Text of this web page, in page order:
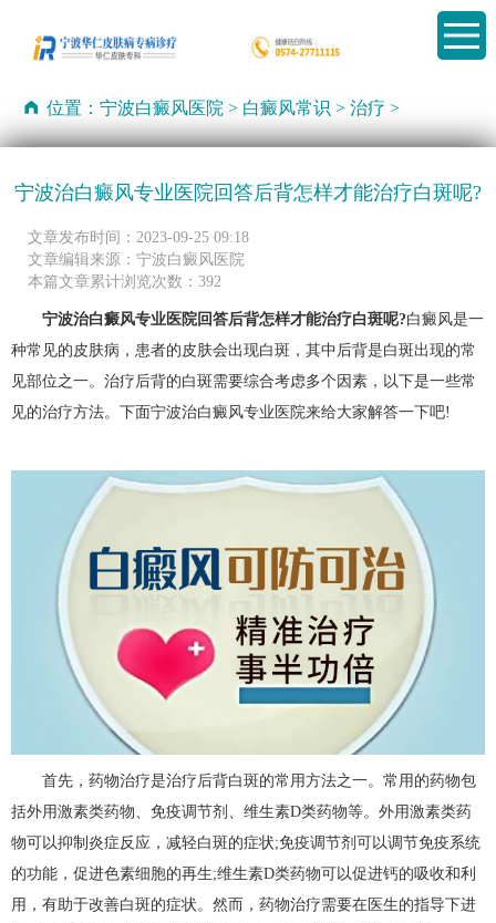
位置：宁波白癜风医院 > 白癜风常识 >治疗 >
宁波治白癜风专业医院回答后背怎样才能治疗白斑呢?
文章发布时间：2023-09-25 09:18
文章编辑来源：宁波白癜风医院
本篇文章累计浏览次数：392
宁波治白癜风专业医院回答后背怎样才能治疗白斑呢?白癜风是一
种常见的皮肤病，患者的皮肤会出现白斑，其中后背是白斑出现的常
见部位之一。治疗后背的白斑需要综合考虑多个因素，以下是一些常
见的治疗方法。下面宁波治白癜风专业医院来给大家解答一下吧!
首先，药物治疗是治疗后背白斑的常用方法之一。常用的药物包
括外用激素类药物、免疫调节剂、维生素D类药物等。外用激素类药
物可以抑制炎症反应，减轻白斑的症状;免疫调节剂可以调节免疫系统
的功能，促进色素细胞的再生;维生素D类药物可以促进钙的吸收和利
用，有助于改善白斑的症状。然而，药物治疗需要在医生的指导下进